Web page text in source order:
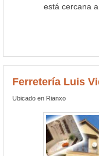
está cercana
Ferretería Luis
Ubicado en Rianxo